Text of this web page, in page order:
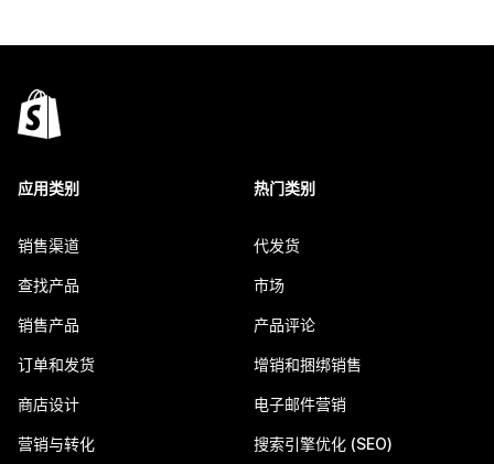
应用类别
销售渠道
查找产品
销售产品
订单和发货
商店设计
营销与转化
热门类别
代发货
市场
产品评论
增销和捆绑销售
电子邮件营销
搜索引擎优化 (SEO)